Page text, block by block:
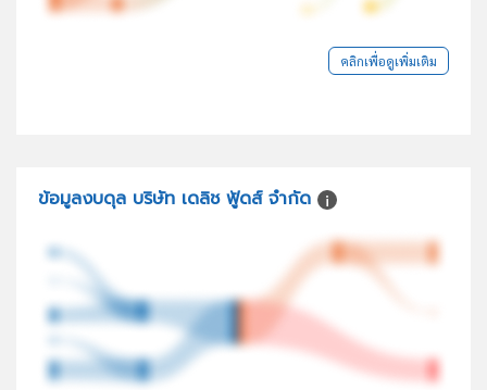
คลิกเพื่อดูเพิ่มเติม
ข้อมูลงบดุล บริษัท เดลิช ฟู้ดส์ จำกัด